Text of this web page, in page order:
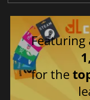
Featuring
for the